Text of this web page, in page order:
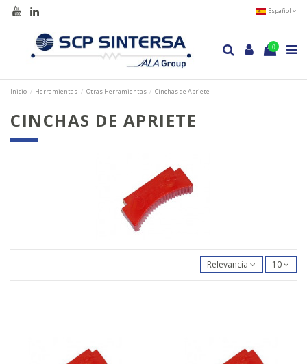
Español
0
Inicio Herramientas Otras Herramientas Cinchas de Apriete
CINCHAS DE APRIETE
Relevancia 10